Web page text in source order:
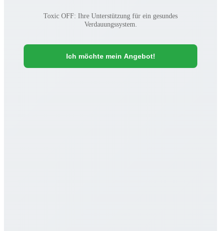
Toxic OFF: Ihre Unterstützung für ein gesundes
Verdauungssystem.
Ich möchte mein Angebot!